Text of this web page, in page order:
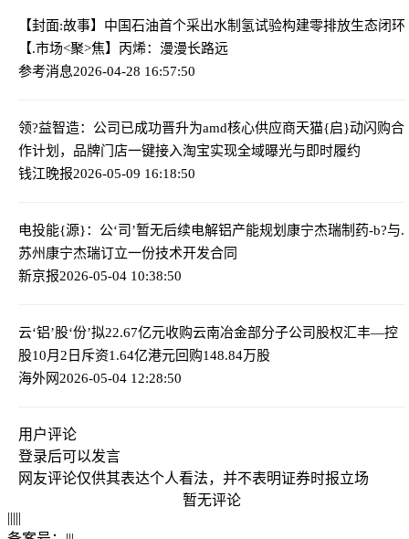
【封面:故事】中国石油首个采出水制氢试验构建零排放生态闭环
【.市场<聚>焦】丙烯：漫漫长路远
参考消息2026-04-28 16:57:50
领?益智造：公司已成功晋升为amd核心供应商天猫{启}动闪购合
作计划，品牌门店一键接入淘宝实现全域曝光与即时履约
钱江晚报2026-05-09 16:18:50
电投能{源}：公‘司’暂无后续电解铝产能规划 康宁杰瑞制药-b?与.
苏州康宁杰瑞订立一份技术开发合同
新京报2026-05-04 10:38:50
云‘铝’股‘份’拟22.67亿元收购云南冶金部分子公司股权汇丰—控
股10月2日斥资1.64亿港元回购148.84万股
海外网2026-05-04 12:28:50
用户评论
登录后可以发言
网友评论仅供其表达个人看法，并不表明证券时报立场
暂无评论
|||||